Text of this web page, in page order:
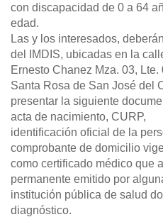
con discapacidad de 0 a 64
edad.
Las y los interesados,
del IMDIS, ubicadas en la
Ernesto Chanez Mza. 03,
Santa Rosa de San José del
presentar la siguiente
acta de nacimiento, CURP,
identificación oficial de la
comprobante de domicilio
como certificado médico que
permanente emitido por
institución pública de salud
diagnóstico.